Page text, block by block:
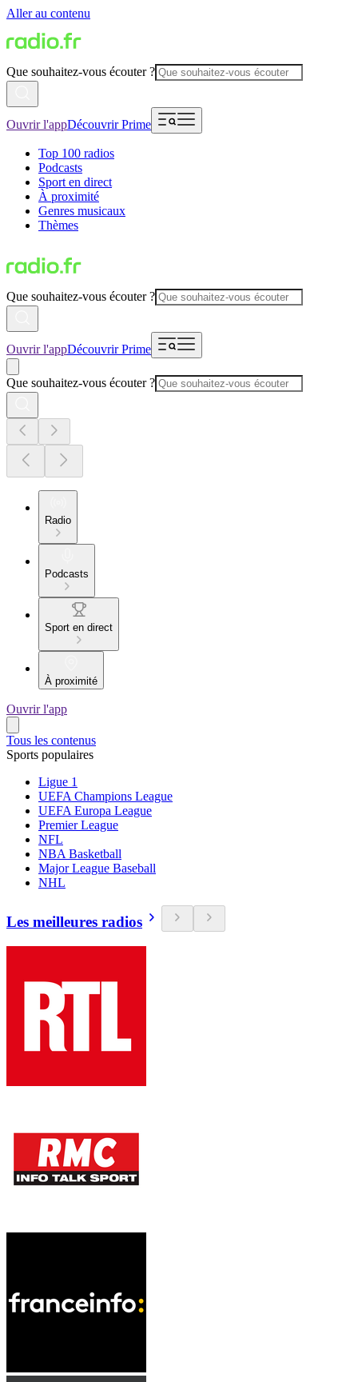
Aller au contenu
Que souhaitez-vous écouter ?
Ouvrir l'appDécouvrir Prime
Top 100 radios
Podcasts
Sport en direct
À proximité
Genres musicaux
Thèmes
Que souhaitez-vous écouter ?
Ouvrir l'appDécouvrir Prime
Que souhaitez-vous écouter ?
Radio
Podcasts
Sport en direct
À proximité
Ouvrir l'app
Tous les contenus
Sports populaires
Ligue 1
UEFA Champions League
UEFA Europa League
Premier League
NFL
NBA Basketball
Major League Baseball
NHL
Les meilleures radios